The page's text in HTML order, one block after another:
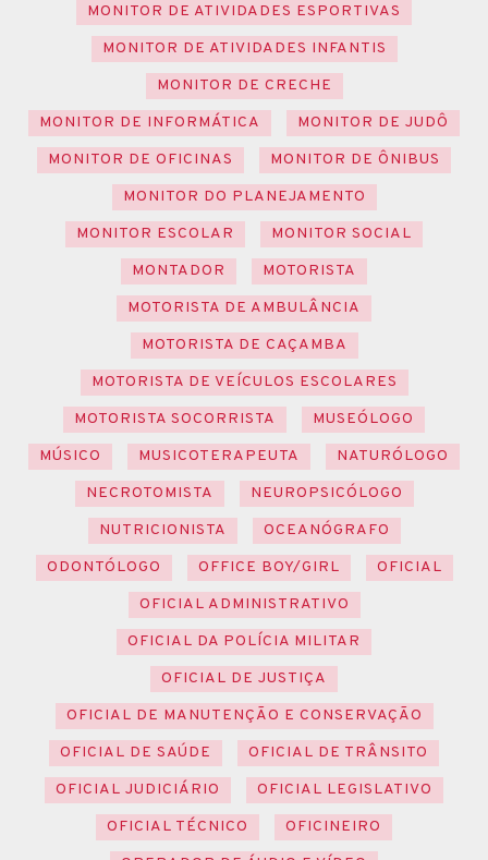
MONITOR DE ATIVIDADES ESPORTIVAS
MONITOR DE ATIVIDADES INFANTIS
MONITOR DE CRECHE
MONITOR DE INFORMÁTICA
MONITOR DE JUDÔ
MONITOR DE OFICINAS
MONITOR DE ÔNIBUS
MONITOR DO PLANEJAMENTO
MONITOR ESCOLAR
MONITOR SOCIAL
MONTADOR
MOTORISTA
MOTORISTA DE AMBULÂNCIA
MOTORISTA DE CAÇAMBA
MOTORISTA DE VEÍCULOS ESCOLARES
MOTORISTA SOCORRISTA
MUSEÓLOGO
MÚSICO
MUSICOTERAPEUTA
NATURÓLOGO
NECROTOMISTA
NEUROPSICÓLOGO
NUTRICIONISTA
OCEANÓGRAFO
ODONTÓLOGO
OFFICE BOY/GIRL
OFICIAL
OFICIAL ADMINISTRATIVO
OFICIAL DA POLÍCIA MILITAR
OFICIAL DE JUSTIÇA
OFICIAL DE MANUTENÇÃO E CONSERVAÇÃO
OFICIAL DE SAÚDE
OFICIAL DE TRÂNSITO
OFICIAL JUDICIÁRIO
OFICIAL LEGISLATIVO
OFICIAL TÉCNICO
OFICINEIRO